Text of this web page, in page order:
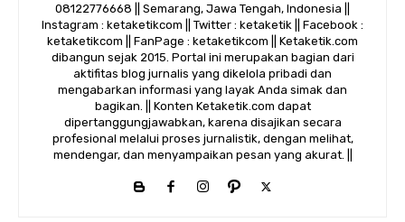
08122776668 || Semarang, Jawa Tengah, Indonesia ||
Instagram : ketaketikcom || Twitter : ketaketik || Facebook :
ketaketikcom || FanPage : ketaketikcom || Ketaketik.com
dibangun sejak 2015. Portal ini merupakan bagian dari
aktifitas blog jurnalis yang dikelola pribadi dan
mengabarkan informasi yang layak Anda simak dan
bagikan. || Konten Ketaketik.com dapat
dipertanggungjawabkan, karena disajikan secara
profesional melalui proses jurnalistik, dengan melihat,
mendengar, dan menyampaikan pesan yang akurat. ||